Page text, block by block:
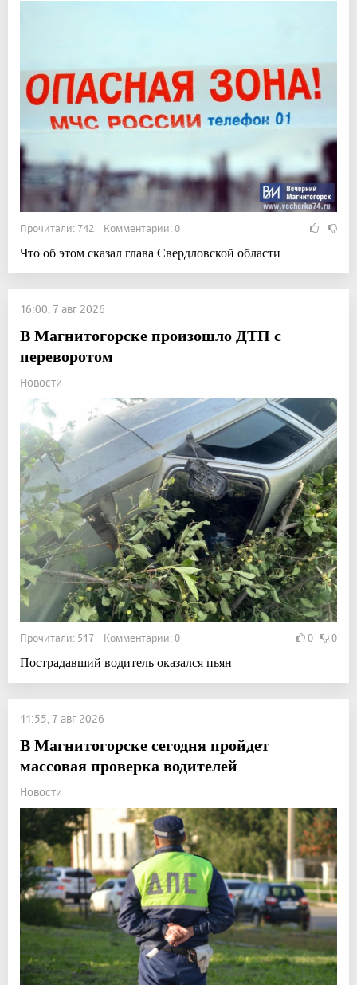
Прочитали: 742 Комментарии: 0
Что об этом сказал глава Свердловской области
16:00, 7 авг 2026
В Магнитогорске произошло ДТП с
переворотом
Новости
Прочитали: 517 Комментарии: 0 0 0
Пострадавший водитель оказался пьян
11:55, 7 авг 2026
В Магнитогорске сегодня пройдет
массовая проверка водителей
Новости